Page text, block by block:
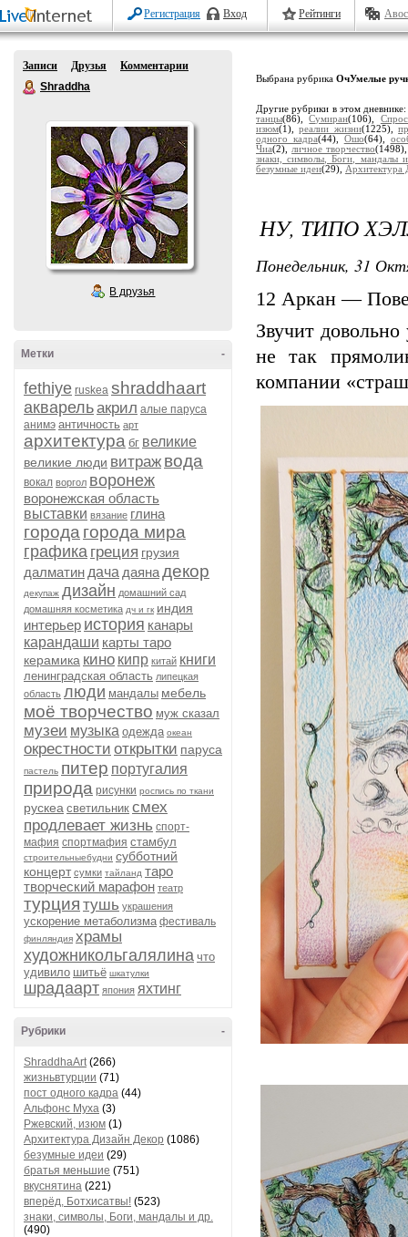
Регистрация Вход Рейтинги
Записи Друзья
Комментарии
Shraddha
В друзья
-
Метки
fethiye ruskea shraddhaart
акварельакрил алые паруса
анимэ античность арт
архитектура бг великие
великие люди витраж вода
вокал воргол воронеж
воронежская область
выставки вязание глина
города города мира
графика греция грузия
далматин дача даянадекор
декупаж дизайн домашний сад
домашняя косметика дч и гк индия
интерьер история канары
карандаши карты таро
керамика кино кипр китай книги
ленинградская область липецкая
область люди мандалы мебель
моё творчество муж сказал
музеи музыка одежда океан
окрестности открытки паруса
пастель питер португалия
природа рисунки роспись по ткани
рускеа светильник смех
продлевает жизнь спорт-
мафия спортмафия стамбул
строительныебудни субботний
концерт сумки тайланд таро
творческий марафон театр
турция тушь украшения
ускорение метаболизма фестиваль
финляндия храмы
художникольгалялина что
удивило шитьё шкатулки
шрадаарт япония яхтинг
-
Рубрики
ShraddhaArt(266)
жизньвтурции (71)
пост одного кадра (44)
Альфонс Муха (3)
Ржевский, изюм (1)
Архитектура Дизайн Декор (1086)
безумные идеи (29)
братья меньшие (751)
вкуснятина (221)
вперёд, Ботхисатвы! (523)
знаки, символы, Боги, мандалы и др.
(490)
Выбрана рубрика ОчУмелые
Другие рубрики в этом
танцы(86),Сумиран(106),
изюм(1),реалии жизни(1225),
одного кадра(44), Ошо(64),
Чиа(2), личное творчество
знаки, символы, Боги, мандалы
безумные идеи(29), Архитектура
НУ, ТИПО
Понедельник, 31
12 Аркан —
Звучит
не так
компании